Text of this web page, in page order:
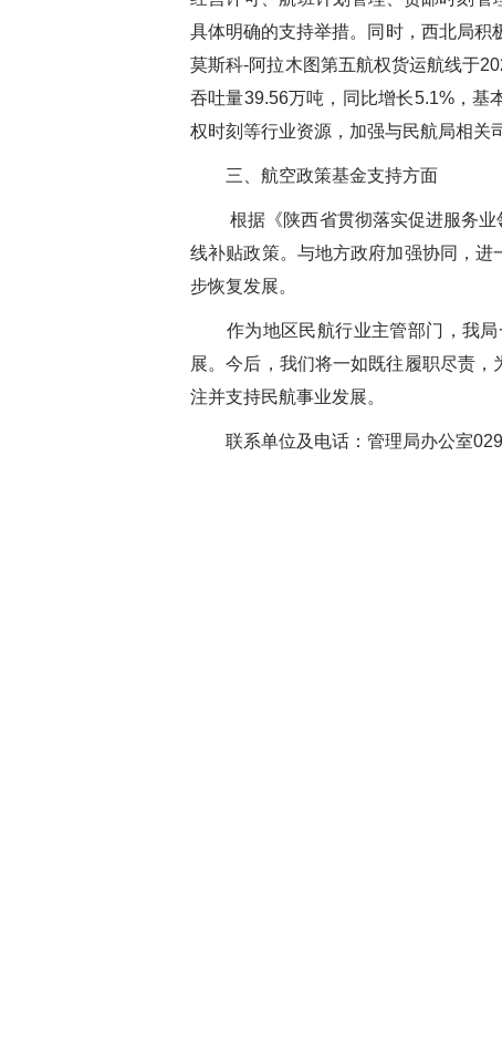
具体明确的支持举措。同时，西北局积
莫斯科-阿拉木图第五航权货运航线于
吞吐量39.56万吨，同比增长5.1%，基
权时刻等行业资源，加强与民航局相关
三、航空政策基金支持方面
根据《陕西省贯彻落实促进服务
线补贴政策。与地方政府加强协同，
步恢复发展。
作为地区民航行业主管部门，我
展。今后，我们将一如既往履职尽责
注并支持民航事业发展。
联系单位及 电话：管理局办公室